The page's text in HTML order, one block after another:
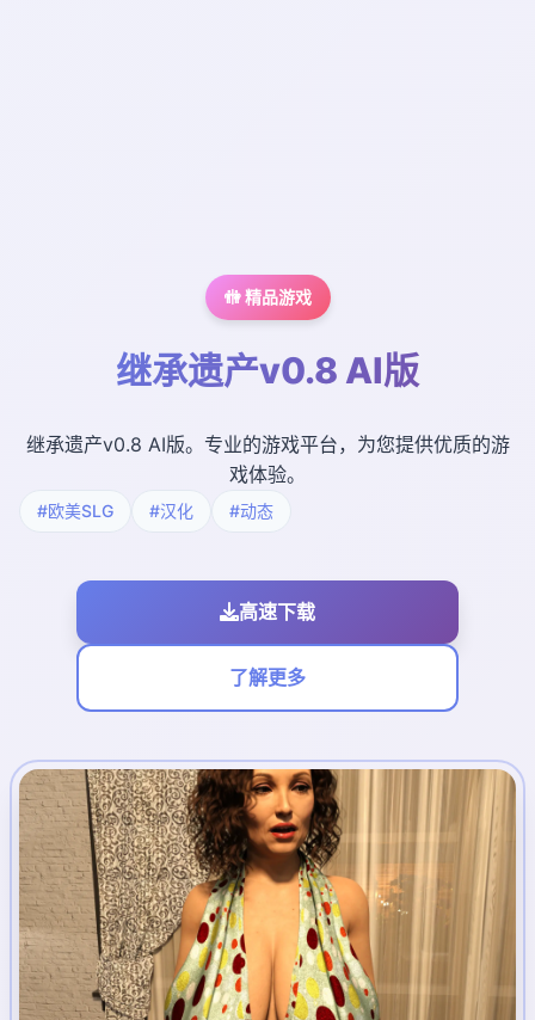
🚻 精品游戏
继承遗产v0.8 AI版
继承遗产v0.8 AI版。专业的游戏平台，为您提供优质的游
戏体验。
#欧美SLG #汉化 #动态
高速下载
了解更多